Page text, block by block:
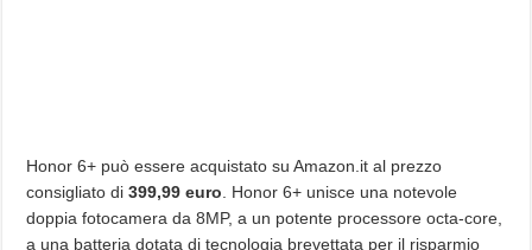
Honor 6+ può essere acquistato su Amazon.it al prezzo
consigliato di399,99 euro . Honor 6+ unisce una notevole
doppia fotocamera da 8MP, a un potente processore octa-core,
a una batteria dotata di tecnologia brevettata per il risparmio